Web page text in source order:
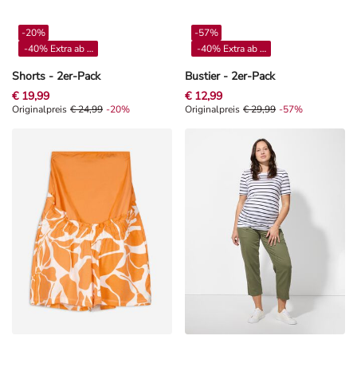
Shorts - 2er-Pack
-20%
-40% Extra ab 4**
€ 19,99
Originalpreis € 24,99, Rabat -20%
Originalpreis € 24,99 -20%
Bustier - 2er-Pack
-57%
-40% Extra ab 4**
€ 12,99
Originalpreis € 29,99, Rabat -57%
Originalpreis € 29,99 -57%